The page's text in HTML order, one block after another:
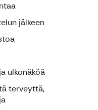
jälkeen
ulkonäköä
terveyttä,